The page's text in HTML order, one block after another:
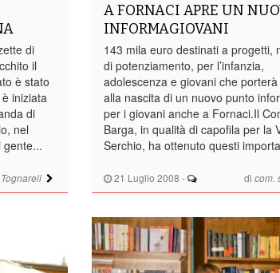
di
il
è stato
iniziata
di
nel
gente...
21 Luglio 2008 - di com.
A FORNACI APRE UN
INFORMAGIOVANI
143 mila euro destinati a progetti,
di potenziamento, per l’infanzia,
adolescenza e giovani che
alla nascita di un nuovo punto
per i giovani anche a Fornaci.Il
Barga, in qualità di capofila per la
Serchio, ha ottenuto questi